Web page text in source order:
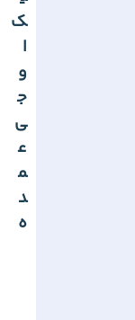
ک
ا
و
ج
ی
ع
م
د
ه